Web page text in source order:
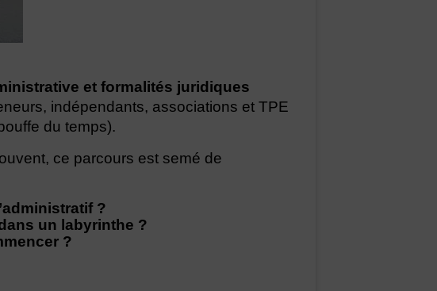
et formalités juridiques
indépendants, associations et TPE
du temps).
ce parcours est semé de
?
un labyrinthe ?
?